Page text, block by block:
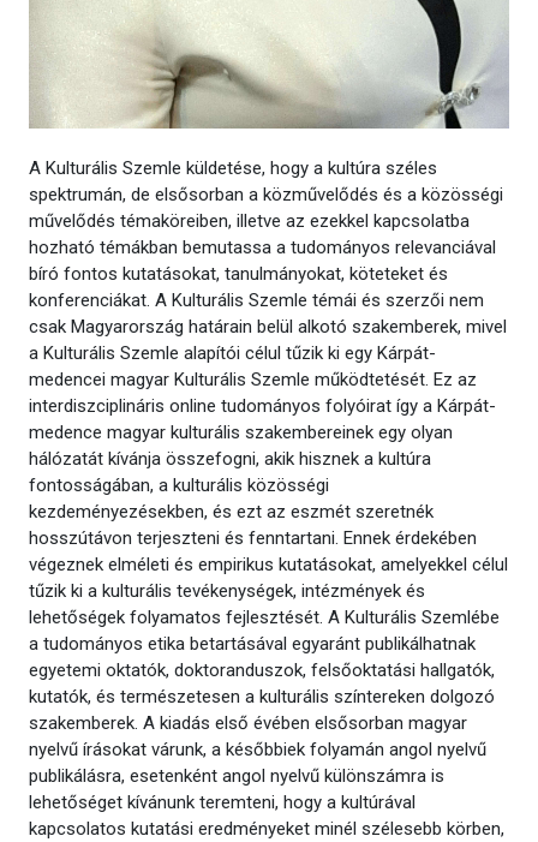
A Kulturális Szemle küldetése, hogy a kultúra széles
spektrumán, de elsősorban a közművelődés és a közösségi
művelődés témaköreiben, illetve az ezekkel kapcsolatba
hozható témákban bemutassa a tudományos relevanciával
bíró fontos kutatásokat, tanulmányokat, köteteket és
konferenciákat. A Kulturális Szemle témái és szerzői nem
csak Magyarország határain belül alkotó szakemberek, mivel
a Kulturális Szemle alapítói célul tűzik ki egy Kárpát-
medencei magyar Kulturális Szemle működtetését. Ez az
interdiszciplináris online tudományos folyóirat így a Kárpát-
medence magyar kulturális szakembereinek egy olyan
hálózatát kívánja összefogni, akik hisznek a kultúra
fontosságában, a kulturális közösségi
kezdeményezésekben, és ezt az eszmét szeretnék
hosszútávon terjeszteni és fenntartani. Ennek érdekében
végeznek elméleti és empirikus kutatásokat, amelyekkel célul
tűzik ki a kulturális tevékenységek, intézmények és
lehetőségek folyamatos fejlesztését. A Kulturális Szemlébe
a tudományos etika betartásával egyaránt publikálhatnak
egyetemi oktatók, doktoranduszok, felsőoktatási hallgatók,
kutatók, és természetesen a kulturális színtereken dolgozó
szakemberek. A kiadás első évében elsősorban magyar
nyelvű írásokat várunk, a későbbiek folyamán angol nyelvű
publikálásra, esetenként angol nyelvű különszámra is
lehetőséget kívánunk teremteni, hogy a kultúrával
kapcsolatos kutatási eredményeket minél szélesebb körben,